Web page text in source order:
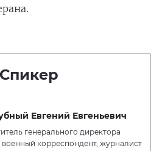
Спикер
Евгений Евгеньевич
генерального директора
военный корреспондент, журналист